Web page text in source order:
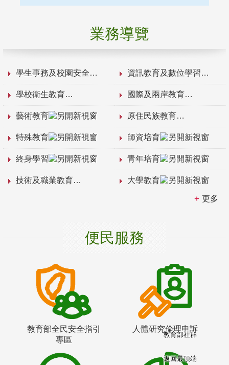
業務導覽
學生事務及校園安全 資訊教育及數位學習
學校衛生教育 國際及兩岸教育
藝術教育 原住民族教育
特殊教育 師資培育
終身學習 青年培育
技術及職業教育 大學教育
更多
便民服務
教育部全民安全指引
專區
人體研究倫理申訴
教育部社群
返回最頂端